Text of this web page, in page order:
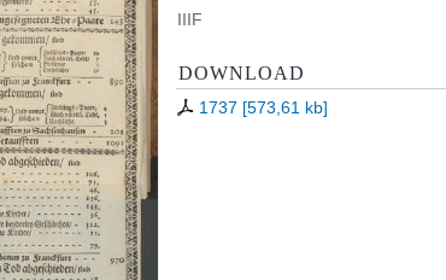
IIIF
DOWNLOAD
1737 [573,61 kb]